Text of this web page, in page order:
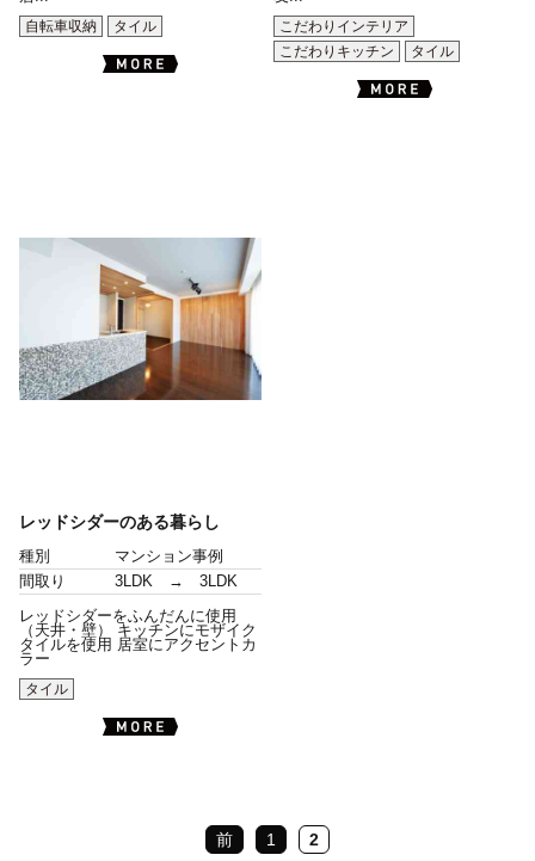
自転車収納
タイル
こだわりインテリア
こだわりキッチン
タイル
レッドシダーのある暮らし
種別
マンション事例
間取り
3LDK → 3LDK
レッドシダーをふんだんに使用
（天井・壁） キッチンにモザイク
タイルを使用 居室にアクセントカ
ラー
タイル
前 1 2